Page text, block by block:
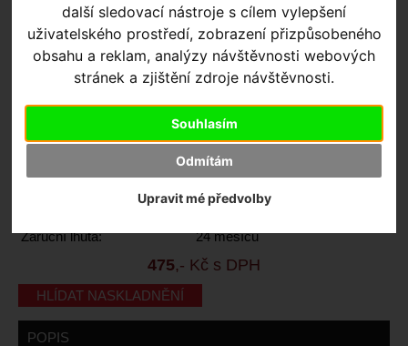
další sledovací nástroje s cílem vylepšení
uživatelského prostředí, zobrazení přizpůsobeného
obsahu a reklam, analýzy návštěvnosti webových
stránek a zjištění zdroje návštěvnosti.
Souhlasím
Odmítám
Upravit mé předvolby
ZTRATILI
BRAŠNA NA RÁM AUTHOR
TANK BAG MPP
Výrobce:
Author
Ne
Záruční lhůta:
24 měsíců
475,- Kč s DPH
HLÍDAT NASKLADNĚNÍ
POPIS